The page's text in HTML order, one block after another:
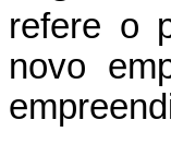
refere o
novo